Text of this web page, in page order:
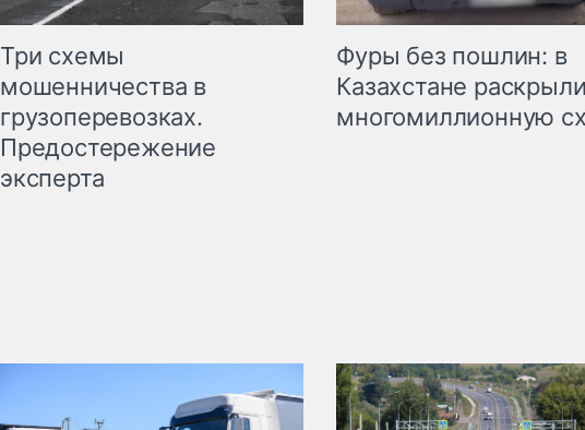
Три схемы
мошенничества в
грузоперевозках.
Предостережение
эксперта
Фуры без пошлин: в
Казахстане раскрыли
многомиллионную